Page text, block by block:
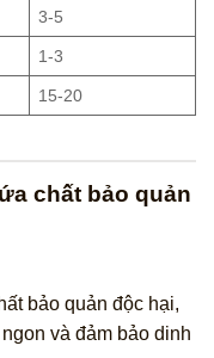
3-5
1-3
15-20
chất bảo quản
bảo quản độc hại,
và đảm bảo dinh